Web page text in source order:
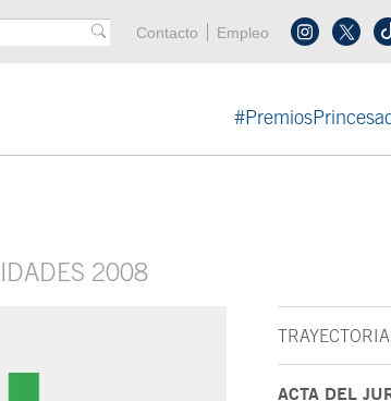
Menú cabecera
Contacto Empleo
2008
TRAYECTORIA
ACTA DEL